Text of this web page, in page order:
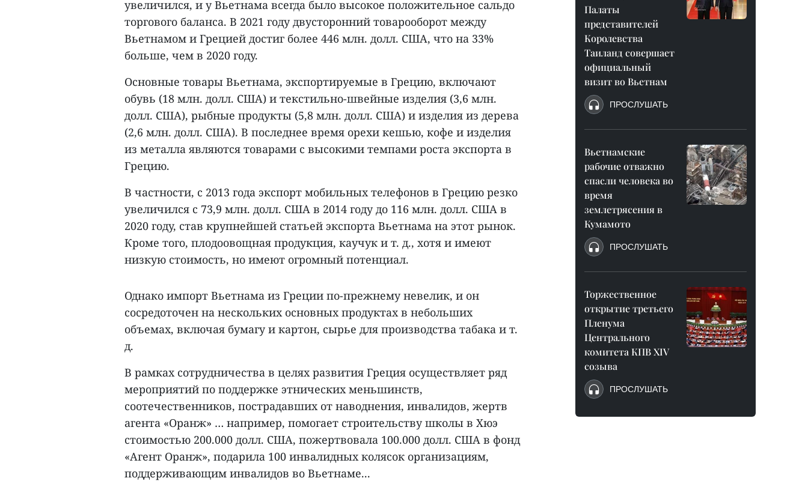
увеличился, и у Вьетнама всегда было высокое положительное сальдо
торгового баланса. В 2021 году двусторонний товарооборот между
Вьетнамом и Грецией достиг более 446 млн. долл. США, что на 33%
больше, чем в 2020 году.
Основные товары Вьетнама, экспортируемые в Грецию, включают
обувь (18 млн. долл. США) и текстильно-швейные изделия (3,6 млн.
долл. США), рыбные продукты (5,8 млн. долл. США) и изделия из дерева
(2,6 млн. долл. США). В последнее время орехи кешью, кофе и изделия
из металла являются товарами с высокими темпами роста экспорта в
Грецию.
В частности, с 2013 года экспорт мобильных телефонов в Грецию резко
увеличился с 73,9 млн. долл. США в 2014 году до 116 млн. долл. США в
2020 году, став крупнейшей статьей экспорта Вьетнама на этот рынок.
Кроме того, плодоовощная продукция, каучук и т. д., хотя и имеют
низкую стоимость, но имеют огромный потенциал.
Однако импорт Вьетнама из Греции по-прежнему невелик, и он
сосредоточен на нескольких основных продуктах в небольших
объемах, включая бумагу и картон, сырье для производства табака и т.
д.
В рамках сотрудничества в целях развития Греция осуществляет ряд
мероприятий по поддержке этнических меньшинств,
соотечественников, пострадавших от наводнения, инвалидов, жертв
агента «Оранж» … например, помогает строительству школы в Хюэ
стоимостью 200.000 долл. США, пожертвовала 100.000 долл. США в фонд
«Агент Оранж», подарила 100 инвалидных колясок организациям,
поддерживающим инвалидов во Вьетнаме...
Палаты
представителей
Королевства
Таиланд совершает
официальный
визит во Вьетнам
ПРОСЛУШАТЬ
Вьетнамские
рабочие отважно
спасли человека во
время
землетрясения в
Кумамото
ПРОСЛУШАТЬ
Торжественное
открытие третьего
Пленума
Центрального
комитета КПВ XIV
созыва
ПРОСЛУШАТЬ